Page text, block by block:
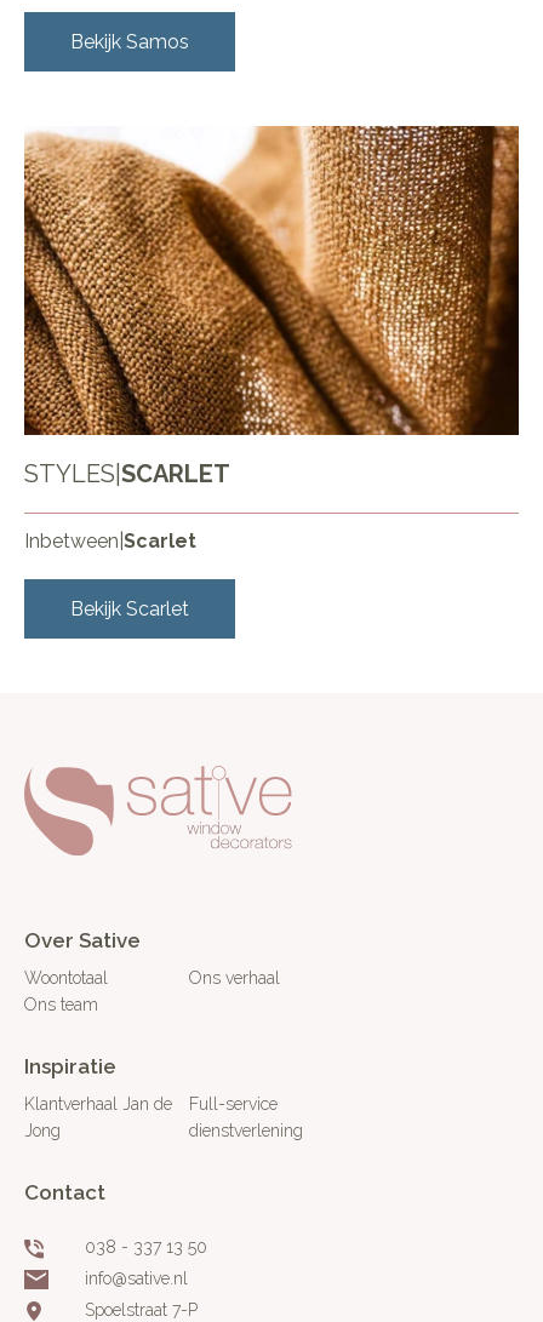
Bekijk Samos
STYLES SCARLET
Inbetween Scarlet
Bekijk Scarlet
Over Sative
Woontotaal
Ons verhaal
Ons team
Inspiratie
Klantverhaal Jan de
Jong
Full-service
dienstverlening
Contact
038 - 337 13 50
info@sative.nl
Spoelstraat 7-P